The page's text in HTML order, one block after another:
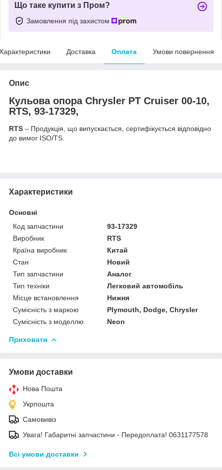
Що таке купити з Пром?
Замовлення під захистом
Доставка Оплата Умови повернення
Опис
Кульова опора Chrysler PT Cruiser 00-10,
RTS, 93-17329,
RTS – Продукція, що випускається, сертифікується відповідно
до вимог ISO/TS.
Характеристики
Основні
Код запчастини
93-17329
Виробник
RTS
Країна виробник
Китай
Стан
Новий
Тип запчастини
Аналог
Тип техніки
Легковий автомобіль
Місце встановлення
Нижня
Сумісність з маркою
Plymouth, Dodge, Chrysler
Сумісність з моделлю
Neon
Приховати
Умови доставки
Нова Пошта
Укрпошта
Самовивіз
Увага! Габаритні запчастини - Передоплата! 0631177578
Всі умови доставки